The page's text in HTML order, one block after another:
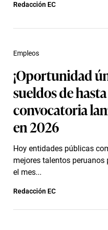
Redacción EC
¡Oportunidad
sueldos de
convocatoria
en 2026
Hoy entidades públicas
mejores talentos
el mes...
Empleos
Redacción EC